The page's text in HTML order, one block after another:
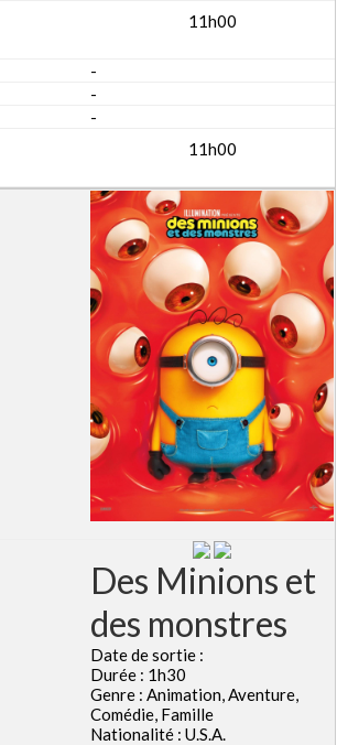
11h00
-
-
-
11h00
Des Minions et
des monstres
Date de sortie :
Durée : 1h30
Genre : Animation, Aventure,
Comédie, Famille
Nationalité : U.S.A.